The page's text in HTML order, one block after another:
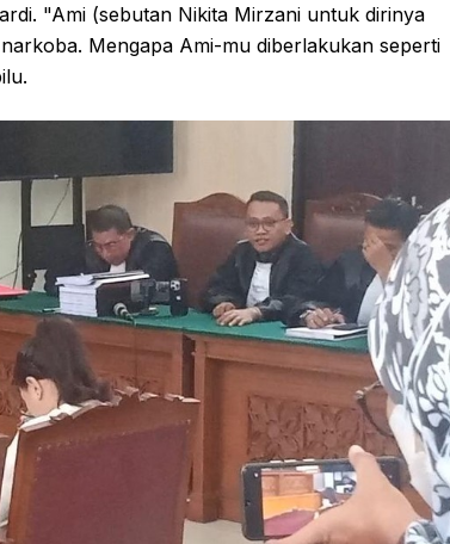
"Ami (sebutan Nikita Mirzani untuk dirinya
Mengapa Ami-mu diberlakukan seperti